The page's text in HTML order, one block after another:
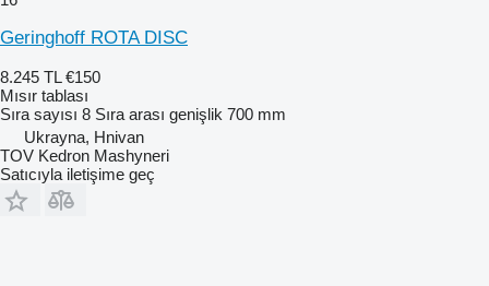
Geringhoff ROTA DISC
8.245 TL €150
Mısır tablası
Sıra sayısı 8 Sıra arası genişlik 700 mm
Ukrayna, Hnivan
TOV Kedron Mashyneri
Satıcıyla iletişime geç